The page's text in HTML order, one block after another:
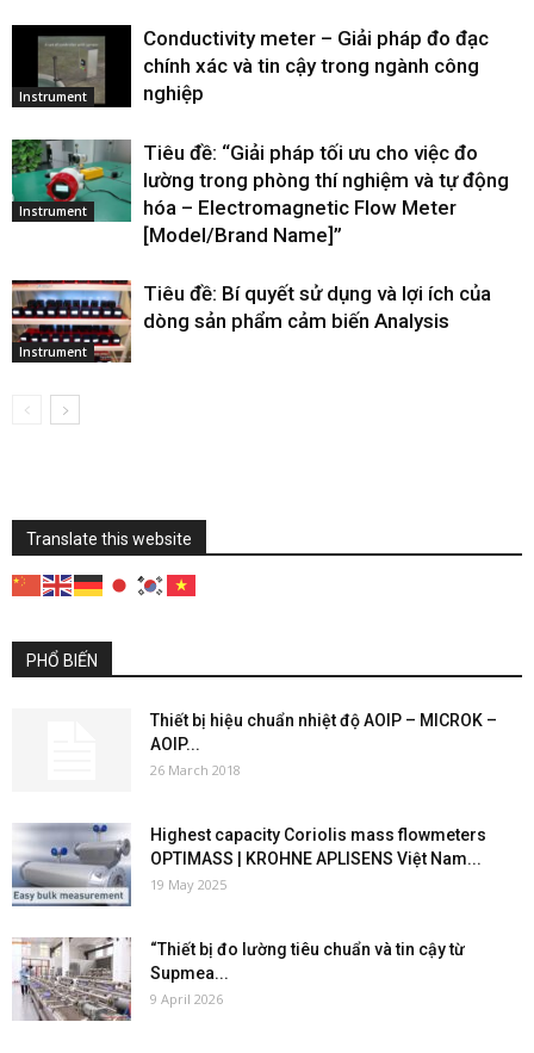
Instrument
Conductivity meter – Giải pháp đo đạc
chính xác và tin cậy trong ngành công
nghiệp
Instrument
Tiêu đề: “Giải pháp tối ưu cho việc đo
lường trong phòng thí nghiệm và tự động
hóa – Electromagnetic Flow Meter
[Model/Brand Name]”
Instrument
Tiêu đề: Bí quyết sử dụng và lợi ích của
dòng sản phẩm cảm biến Analysis
Translate this website
PHỔ BIẾN
Thiết bị hiệu chuẩn nhiệt độ AOIP – MICROK –
AOIP...
26 March 2018
Highest capacity Coriolis mass flowmeters
OPTIMASS | KROHNE APLISENS Việt Nam...
19 May 2025
“Thiết bị đo lường tiêu chuẩn và tin cậy từ
Supmea...
9 April 2026